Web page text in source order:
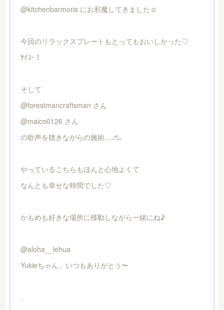
@kitchenbarmoris にお邪魔してきました☺︎
今回のリラックスプレートもとってもおいしかった♡
ｻｲｺｰ！
そして
@forestmancraftsman さん
@maico0126 さん
の歌声を聴きながらの施術…𓃹
やっているこちらもほんと心地よくて
なんとも幸せな時間でした♡
かもめも好きな場所に移動しながら一緒にね♪
@aloha__lehua
Yukieちゃん、いつもありがとう〜
.